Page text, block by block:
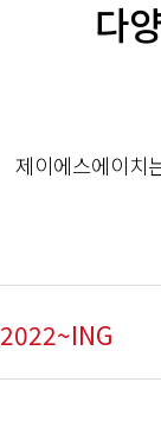
다
제이에스에이치
2022~ING